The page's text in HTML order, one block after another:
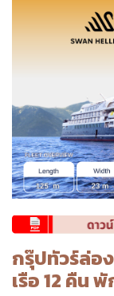
กรุ๊ปทัวร์ล่อ
เรือ 12 คืน